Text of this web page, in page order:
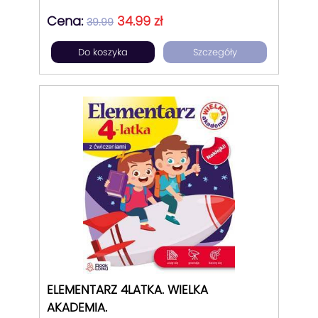
mechanizmów natury i podziwiania
przepięknych ilustracji.
Cena: 39.99 34.99 zł
Do koszyka Szczegóły
ELEMENTARZ 4LATKA. WIELKA
AKADEMIA.